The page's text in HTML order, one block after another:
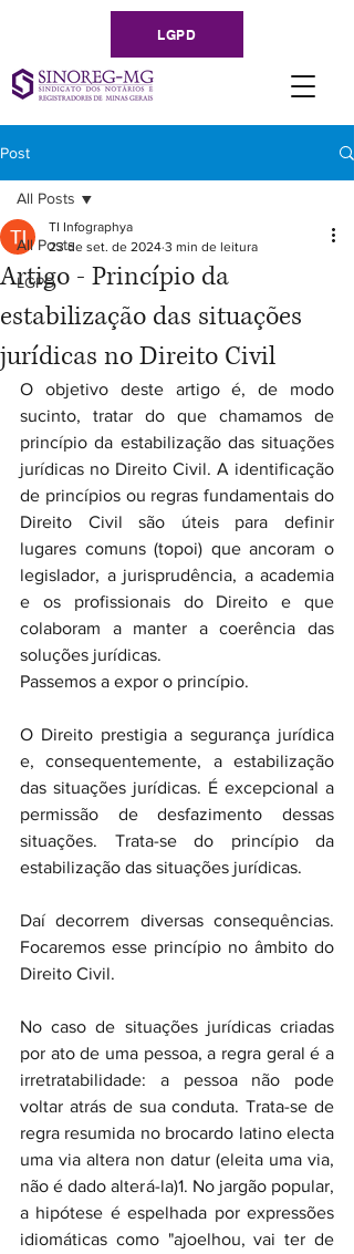
LGPD
Post
All Posts
LGPD
All Posts
Artigo - Princípio da
estabilização das situações
jurídicas no Direito Civil
TI Infographya
23 de set. de 2024 3 min de leitura
O objetivo deste artigo é, de modo
sucinto, tratar do que chamamos de
princípio da estabilização das situações
jurídicas no Direito Civil. A identificação
de princípios ou regras fundamentais do
Direito Civil são úteis para definir
lugares comuns (topoi) que ancoram o
legislador, a jurisprudência, a academia
e os profissionais do Direito e que
colaboram a manter a coerência das
soluções jurídicas.
Passemos a expor o princípio.
O Direito prestigia a segurança jurídica
e, consequentemente, a estabilização
das situações jurídicas. É excepcional a
permissão de desfazimento dessas
situações. Trata-se do princípio da
estabilização das situações jurídicas.
Daí decorrem diversas consequências.
Focaremos esse princípio no âmbito do
Direito Civil.
No caso de situações jurídicas criadas
por ato de uma pessoa, a regra geral é a
irretratabilidade: a pessoa não pode
voltar atrás de sua conduta. Trata-se de
regra resumida no brocardo latino electa
uma via altera non datur (eleita uma via,
não é dado alterá-la)1. No jargão popular,
a hipótese é espelhada por expressões
idiomáticas como "ajoelhou, vai ter de